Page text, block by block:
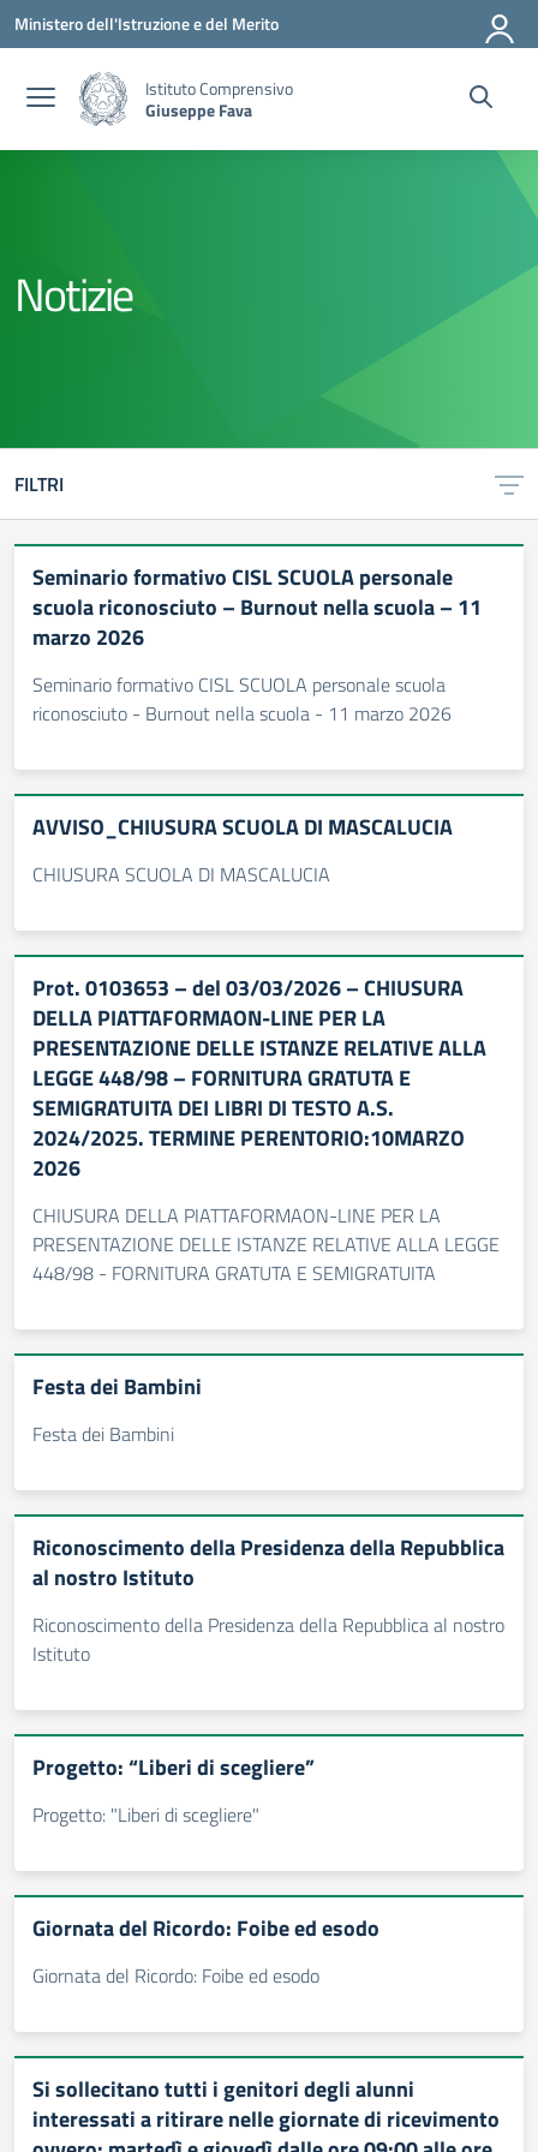
Vai ai contenuti
Vai al menu di navigazione
Vai al footer
Ministero dell'Istruzione e del Merito
Istituto Comprensivo
Giuseppe Fava
Notizie
FILTRI
Seminario formativo CISL SCUOLA personale
scuola riconosciuto – Burnout nella scuola – 11
marzo 2026
Seminario formativo CISL SCUOLA personale scuola
riconosciuto - Burnout nella scuola - 11 marzo 2026
AVVISO_CHIUSURA SCUOLA DI MASCALUCIA
CHIUSURA SCUOLA DI MASCALUCIA
Prot. 0103653 – del 03/03/2026 – CHIUSURA
DELLA PIATTAFORMAON-LINE PER LA
PRESENTAZIONE DELLE ISTANZE RELATIVE ALLA
LEGGE 448/98 – FORNITURA GRATUTA E
SEMIGRATUITA DEI LIBRI DI TESTO A.S.
2024/2025. TERMINE PERENTORIO:10MARZO
2026
CHIUSURA DELLA PIATTAFORMAON-LINE PER LA
PRESENTAZIONE DELLE ISTANZE RELATIVE ALLA LEGGE
448/98 - FORNITURA GRATUTA E SEMIGRATUITA
Festa dei Bambini
Festa dei Bambini
Riconoscimento della Presidenza della Repubblica
al nostro Istituto
Riconoscimento della Presidenza della Repubblica al nostro
Istituto
Progetto: “Liberi di scegliere”
Progetto: "Liberi di scegliere"
Giornata del Ricordo: Foibe ed esodo
Giornata del Ricordo: Foibe ed esodo
Si sollecitano tutti i genitori degli alunni
interessati a ritirare nelle giornate di ricevimento